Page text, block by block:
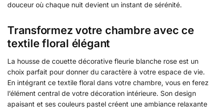
douceur où chaque nuit devient un instant de sérénité.
Transformez votre chambre avec ce
textile floral élégant
La housse de couette décorative fleurie blanche rose est un
choix parfait pour donner du caractère à votre espace de vie.
En intégrant ce textile floral dans votre chambre, vous en ferez
l’élément central de votre décoration intérieure. Son design
apaisant et ses couleurs pastel créent une ambiance relaxante